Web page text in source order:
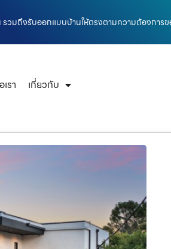
วมถึงรับออกแบบบ้านให้ตรงตามความต้องการ
รา เกี่ยวกับ